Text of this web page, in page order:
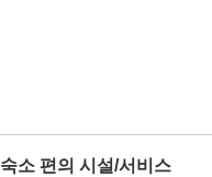
숙소 편의 시설/서비스